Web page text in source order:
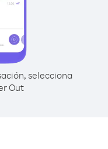
selecciona
Out